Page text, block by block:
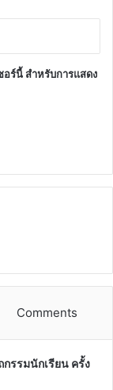
อร์นี้ สำหรับการแสดง
Comments
รรมนักเรียน ครั้ง